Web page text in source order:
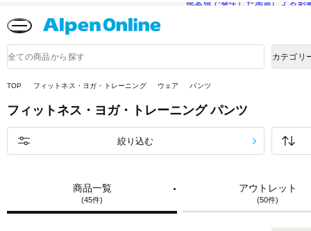
熊本県で発生した地震による影
品
検
カテゴリ
TOP フィットネス・ヨガ・トレーニング ウェア パンツ
フィットネス・ヨガ・トレーニングパンツ
商品一覧
(45件)
アウトレット
(50件)
絞り込む